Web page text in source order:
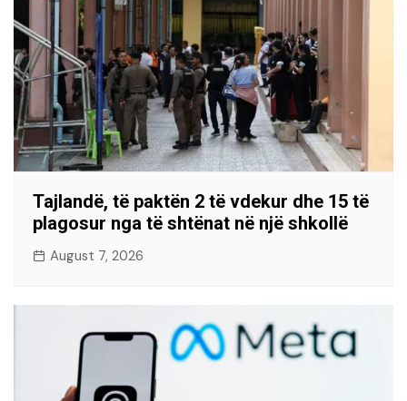
Tajlandë, të paktën 2 të vdekur dhe 15 të
plagosur nga të shtënat në një shkollë
August 7, 2026